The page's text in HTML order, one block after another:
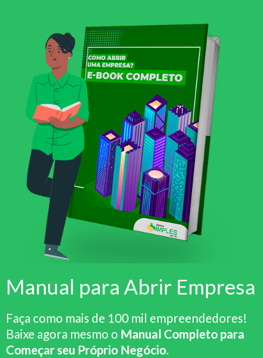
Manual para Abrir Empresa
Faça como mais de 100 mil empreendedores!
Baixe agora mesmo o Manual Completo para
Começar seu Próprio Negócio.